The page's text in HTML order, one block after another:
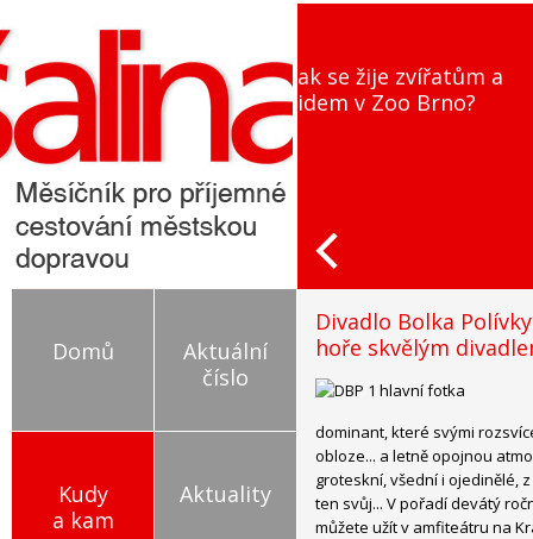
Jak se žije zvířatům a
lidem v Zoo Brno?
Jana Švandová:
jsem neplánovala,
Domů
Aktuální
číslo
Kudy
a kam
Aktuality
Divadlo Bolka
hoře skvělým
dominant, které svými
obloze... a letně opojnou
groteskní, všední i ojedinělé,
ten svůj... V pořadí devátý
můžete užít v amfiteátru na